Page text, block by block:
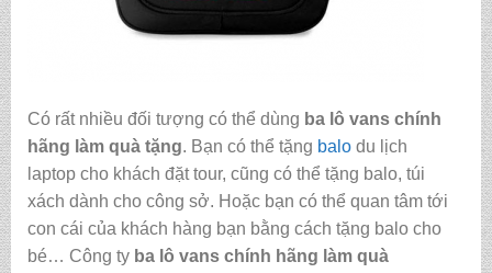
Có rất nhiều đối tượng có thể dùng ba lô vans chính
hãng làm quà tặng. Bạn có thể tặng balodu lịch
laptop cho khách đặt tour, cũng có thể tặng balo, túi
xách dành cho công sở. Hoặc bạn có thể quan tâm tới
con cái của khách hàng bạn bằng cách tặng balo cho
bé… Công ty ba lô vans chính hãng làm quà